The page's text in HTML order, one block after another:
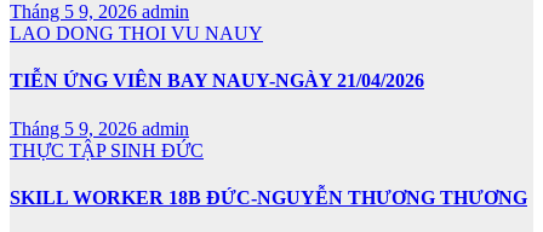
Tháng 5 9, 2026 admin
LAO DONG THOI VU NAUY
TIỄN ỨNG VIÊN BAY NAUY-NGÀY 21/04/2026
Tháng 5 9, 2026 admin
THỰC TẬP SINH ĐỨC
SKILL WORKER 18B ĐỨC-NGUYỄN THƯƠNG THƯƠNG